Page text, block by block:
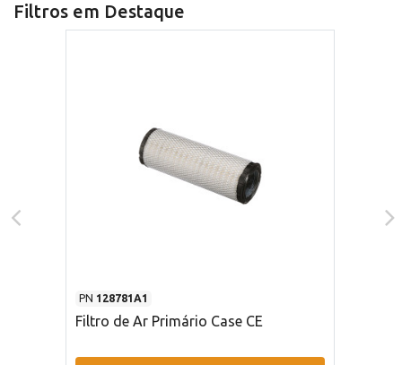
Filtros em Destaque
PN 128781A1
Filtro de Ar Primário Case CE